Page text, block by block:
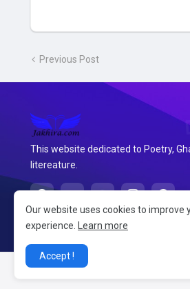
Previous Post
This website dedicated to Poetry,
litereature.
Our website uses cookies to improve
experience.
Learn more
Accept !